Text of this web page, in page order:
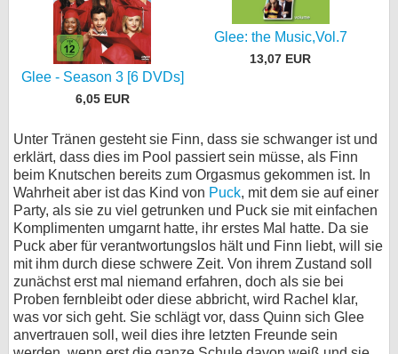
Glee - Season 3 [6 DVDs]
6,05 EUR
Glee: the Music,Vol.7
13,07 EUR
Unter Tränen gesteht sie Finn, dass sie schwanger ist und
erklärt, dass dies im Pool passiert sein müsse, als Finn
beim Knutschen bereits zum Orgasmus gekommen ist. In
Wahrheit aber ist das Kind von Puck, mit dem sie auf einer
Party, als sie zu viel getrunken und Puck sie mit einfachen
Komplimenten umgarnt hatte, ihr erstes Mal hatte. Da sie
Puck aber für verantwortungslos hält und Finn liebt, will sie
mit ihm durch diese schwere Zeit. Von ihrem Zustand soll
zunächst erst mal niemand erfahren, doch als sie bei
Proben fernbleibt oder diese abbricht, wird Rachel klar,
was vor sich geht. Sie schlägt vor, dass Quinn sich Glee
anvertrauen soll, weil dies ihre letzten Freunde sein